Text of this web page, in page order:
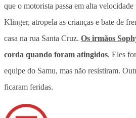
que o motorista passa em alta
Klinger, atropela as crianças e bate de
casa na rua Santa Cruz. Os irmãos
corda quando foram atingidos. Eles
equipe do Samu, mas não resistiram.
ficaram feridas.